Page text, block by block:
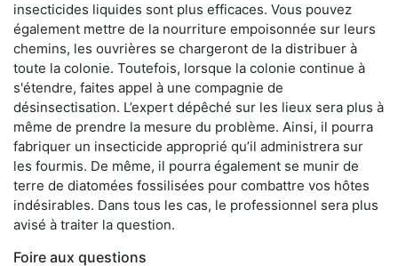
insecticides liquides sont plus efficaces. Vous pouvez
également mettre de la nourriture empoisonnée sur leurs
chemins, les ouvrières se chargeront de la distribuer à
toute la colonie. Toutefois, lorsque la colonie continue à
s'étendre, faites appel à une compagnie de
désinsectisation. L’expert dépêché sur les lieux sera plus à
même de prendre la mesure du problème. Ainsi, il pourra
fabriquer un insecticide approprié qu’il administrera sur
les fourmis. De même, il pourra également se munir de
terre de diatomées fossilisées pour combattre vos hôtes
indésirables. Dans tous les cas, le professionnel sera plus
avisé à traiter la question.
Foire aux questions